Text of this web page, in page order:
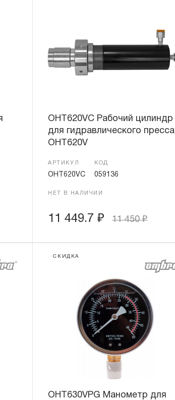
OHT620VC Рабочий цилиндр
для гидравлического пресса
OHT620V
АРТИКУЛ
OHT620VC
КОД
059136
НЕТ В НАЛИЧИИ
11 449.7₽ 11 450₽
СКИДКА
OHT630VPG Манометр для